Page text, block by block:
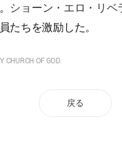
ショーン・エロ・リベ
たちを激励した。
CHURCH OF GOD.
戻る